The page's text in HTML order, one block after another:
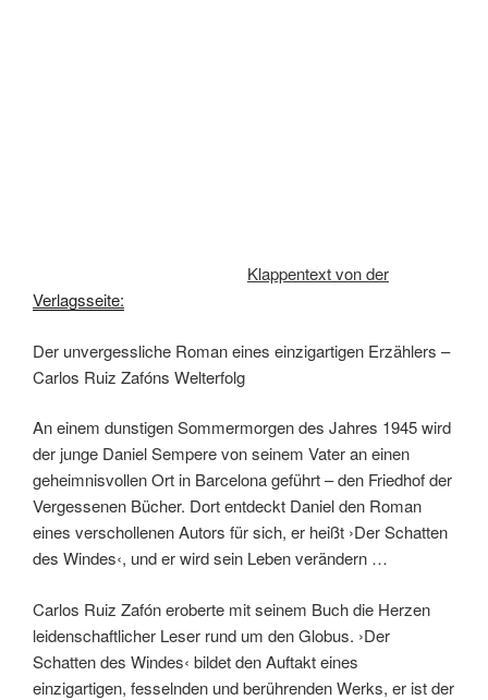
Klappentext von der
Verlagsseite:
Der unvergessliche Roman eines einzigartigen Erzählers –
Carlos Ruiz Zafóns Welterfolg
An einem dunstigen Sommermorgen des Jahres 1945 wird
der junge Daniel Sempere von seinem Vater an einen
geheimnisvollen Ort in Barcelona geführt – den Friedhof der
Vergessenen Bücher. Dort entdeckt Daniel den Roman
eines verschollenen Autors für sich, er heißt ›Der Schatten
des Windes‹, und er wird sein Leben verändern …
Carlos Ruiz Zafón eroberte mit seinem Buch die Herzen
leidenschaftlicher Leser rund um den Globus. ›Der
Schatten des Windes‹ bildet den Auftakt eines
einzigartigen, fesselnden und berührenden Werks, er ist der